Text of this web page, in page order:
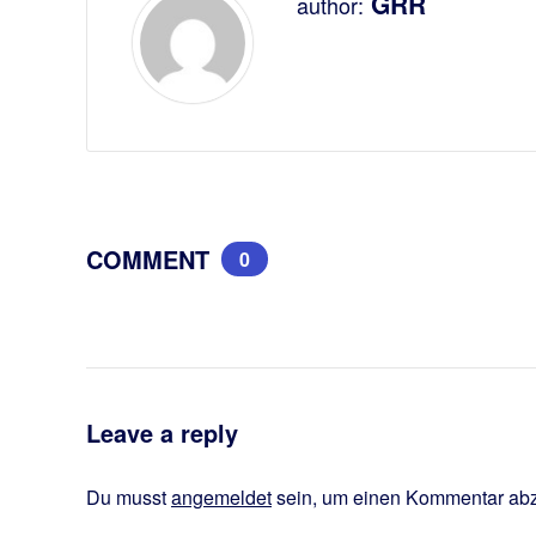
COMMENT 0
Leave a reply
Du musstangemeldetsein, um einen Kommentar